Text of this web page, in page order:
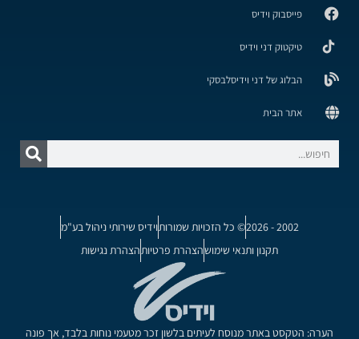
פייסבוק וידיס
טיקטוק דני וידיס
הבלוג של דני וידיסלבסקי
אתר הבית
2002 - 2026 © כל הזכויות שמורותוידיס שירותי ניהול בע"מ
תקנון ותנאי שימושהצהרת פרטיותהצהרת נגישות
הערה: הטקסט באתר מנוסח לעיתים בלשון זכר מטעמי נוחות בלבד, אך פונה